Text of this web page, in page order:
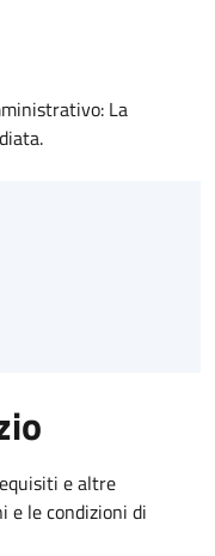
La
e altre
e le condizioni di